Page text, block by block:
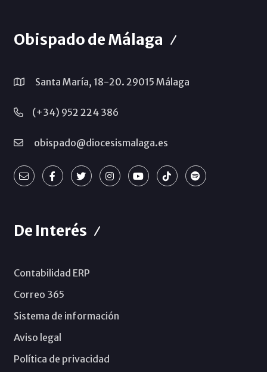
Obispado de Málaga
Santa María, 18-20. 29015 Málaga
(+34) 952 224 386
obispado@diocesismalaga.es
De Interés
Contabilidad ERP
Correo 365
Sistema de información
Aviso legal
Política de privacidad